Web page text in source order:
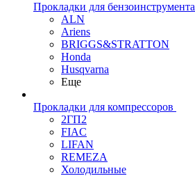
Прокладки для бензоинструмента
ALN
Ariens
BRIGGS&STRATTON
Honda
Husqvarna
Еще
Прокладки для компрессоров
2ГП2
FIAC
LIFAN
REMEZA
Холодильные